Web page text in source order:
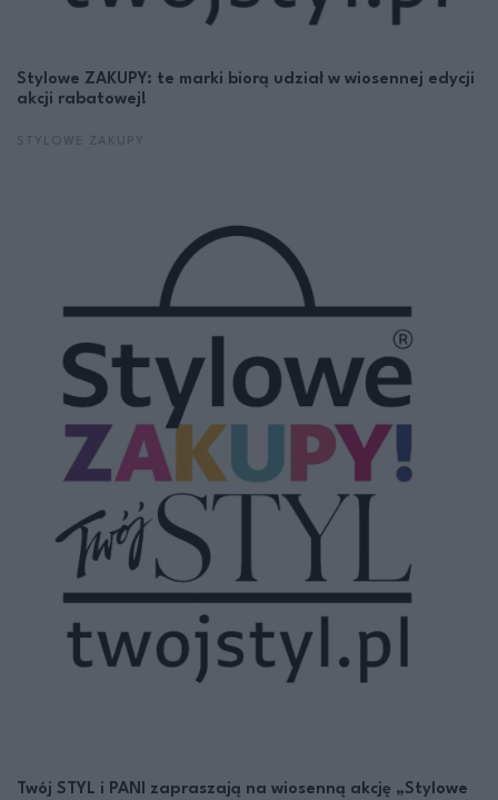
Stylowe ZAKUPY: te marki biorą udział w wiosennej edycji
akcji rabatowej!
Twój STYL i PANI zapraszają na wiosenną akcję „Stylowe